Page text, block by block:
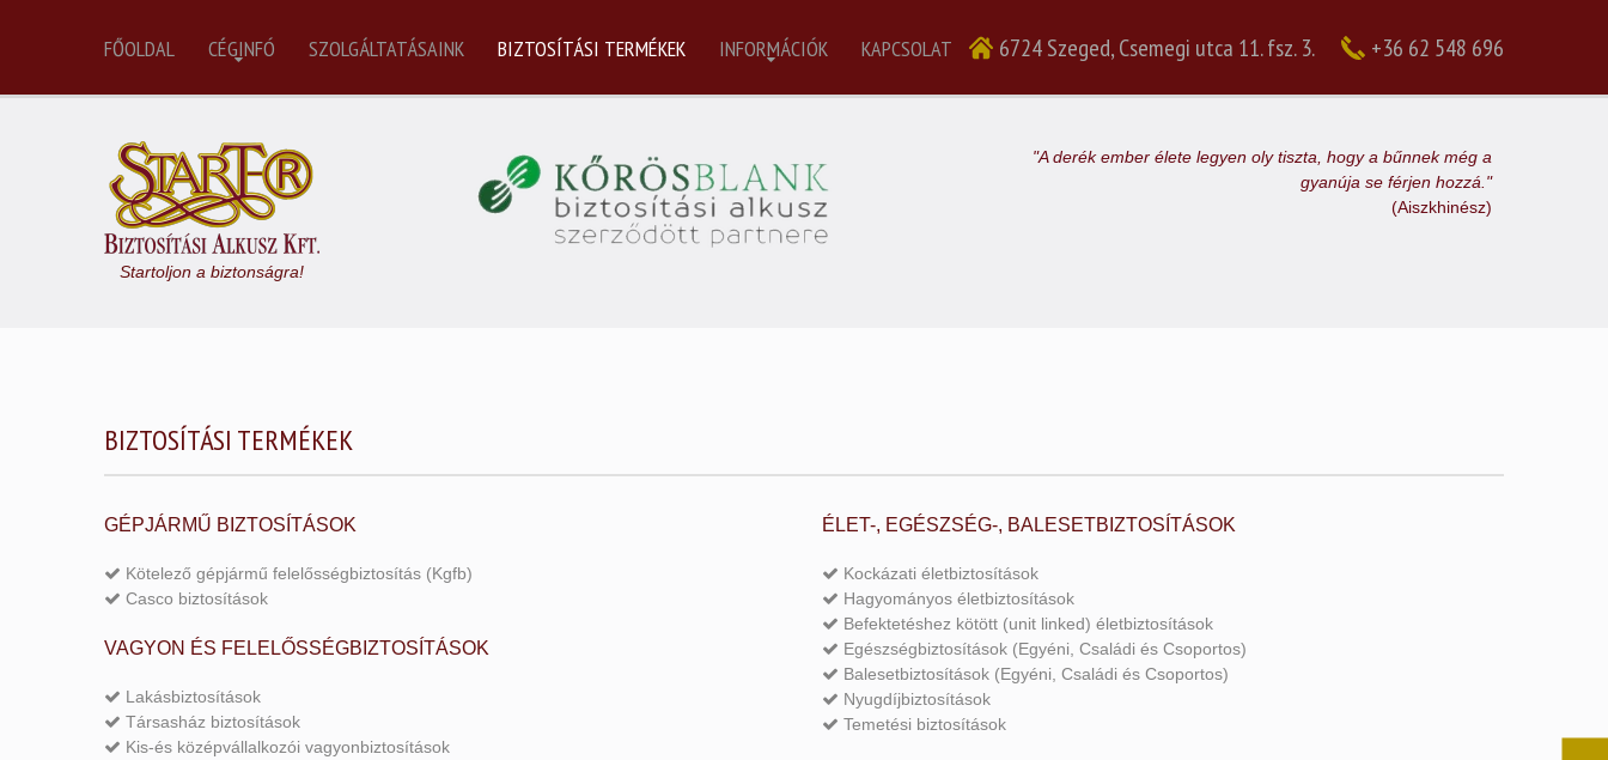
FŐOLDAL CÉGINFÓ SZOLGÁLTATÁSAINK BIZTOSÍTÁSI TERMÉKEK INFORMÁCIÓK KAPCSOLAT 6724 Szeged, Csemegi utca 11. fsz. 3. +36 62 548 696
Startoljon a biztonságra!
"A derék ember élete legyen oly tiszta, hogy a bűnnek még a
gyanúja se férjen hozzá."
(Aiszkhinész)
BIZTOSÍTÁSI TERMÉKEK
GÉPJÁRMŰ BIZTOSÍTÁSOK
Kötelező gépjármű felelősségbiztosítás (Kgfb)
Casco biztosítások
VAGYON ÉS FELELŐSSÉGBIZTOSÍTÁSOK
Lakásbiztosítások
Társasház biztosítások
Kis-és középvállalkozói vagyonbiztosítások
ÉLET-, EGÉSZSÉG-, BALESETBIZTOSÍTÁSOK
Kockázati életbiztosítások
Hagyományos életbiztosítások
Befektetéshez kötött (unit linked) életbiztosítások
Egészségbiztosítások (Egyéni, Családi és Csoportos)
Balesetbiztosítások (Egyéni, Családi és Csoportos)
Nyugdíjbiztosítások
Temetési biztosítások